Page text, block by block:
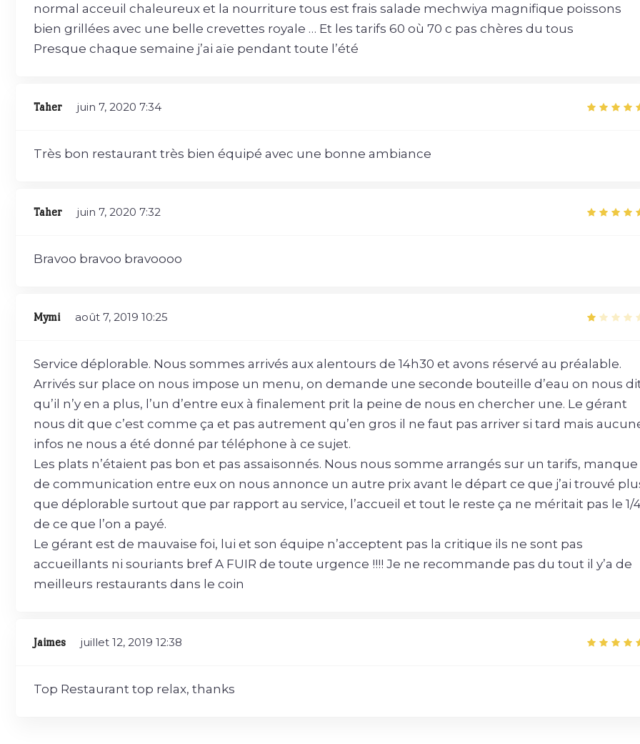
normal acceuil chaleureux et la nourriture tous est frais salade mechwiya magnifique poissons
bien grillées avec une belle crevettes royale … Et les tarifs 60 où 70 c pas chères du tous
Presque chaque semaine j’ai aïe pendant toute l’été
Taher juin 7, 2020 7:34
Très bon restaurant très bien équipé avec une bonne ambiance
Taher juin 7, 2020 7:32
Bravoo bravoo bravoooo
Mymi août 7, 2019 10:25
Service déplorable. Nous sommes arrivés aux alentours de 14h30 et avons réservé au préalable.
Arrivés sur place on nous impose un menu, on demande une seconde bouteille d’eau on nous
qu’il n’y en a plus, l’un d’entre eux à finalement prit la peine de nous en chercher une. Le gérant
nous dit que c’est comme ça et pas autrement qu’en gros il ne faut pas arriver si tard mais
infos ne nous a été donné par téléphone à ce sujet.
Les plats n’étaient pas bon et pas assaisonnés. Nous nous somme arrangés sur un tarifs, manque
de communication entre eux on nous annonce un autre prix avant le départ ce que j’ai trouvé
que déplorable surtout que par rapport au service, l’accueil et tout le reste ça ne méritait pas le 1/
de ce que l’on a payé.
Le gérant est de mauvaise foi, lui et son équipe n’acceptent pas la critique ils ne sont pas
accueillants ni souriants bref A FUIR de toute urgence !!!! Je ne recommande pas du tout il y’a de
meilleurs restaurants dans le coin
Jaimes juillet 12, 2019 12:38
Top Restaurant top relax, thanks